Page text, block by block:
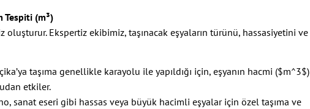
Tespiti (m³)
Ekspertiz ekibimiz, taşınacak eşyaların türünü, hassasiyetini ve
taşıma genellikle karayolu ile yapıldığı için, eşyanın hacmi ($m^3$)
etkiler.
sanat eseri gibi hassas veya büyük hacimli eşyalar için özel taşıma ve